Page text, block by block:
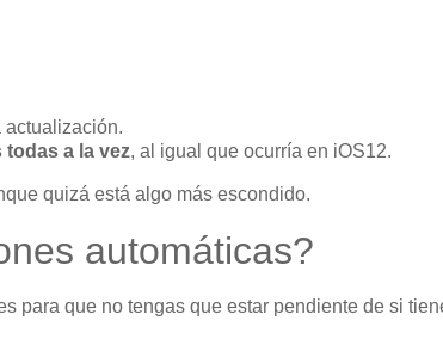
actualización.
todas a la vez, al igual que ocurría en iOS12.
quizá está algo más escondido.
automáticas?
para que no tengas que estar pendiente de si